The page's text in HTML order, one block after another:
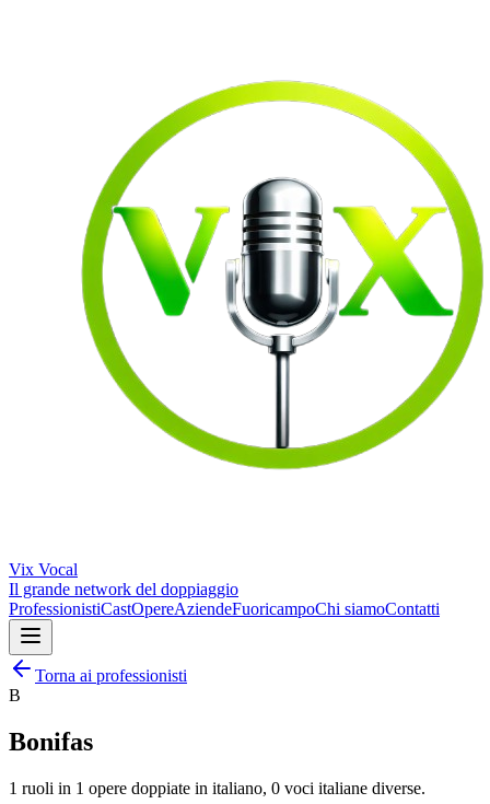
Vix Vocal
Il grande network del doppiaggio
ProfessionistiCastOpereAziendeFuoricampoChi siamoContatti
Torna ai professionisti
B
Bonifas
1 ruoli in 1 opere doppiate in italiano, 0 voci italiane diverse.